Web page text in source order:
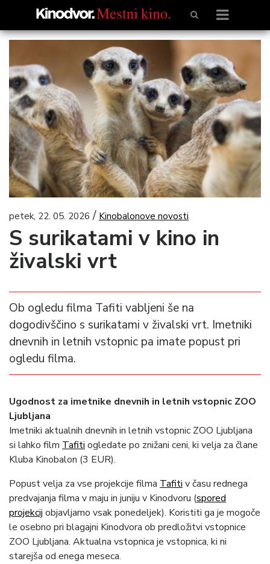
petek, 22. 05. 2026 / Kinobalonove novosti
S surikatami v kino in
živalski vrt
Ob ogledu filma Tafiti vabljeni še na
dogodivščino s surikatami v živalski vrt. Imetniki
dnevnih in letnih vstopnic pa imate popust pri
ogledu filma.
Ugodnost za imetnike dnevnih in letnih vstopnic ZOO
Ljubljana
Imetniki aktualnih dnevnih in letnih vstopnic ZOO Ljubljana
si lahko film Tafiti ogledate po znižani ceni, ki velja za člane
Kluba Kinobalon (3 EUR).
Popust velja za vse projekcije filma Tafiti v času rednega
predvajanja filma v maju in juniju v Kinodvoru (spored
projekcij objavljamo vsak ponedeljek). Koristiti ga je mogoče
le osebno pri blagajni Kinodvora ob predložitvi vstopnice
ZOO Ljubljana. Aktualna vstopnica je vstopnica, ki ni
starejša od enega meseca.